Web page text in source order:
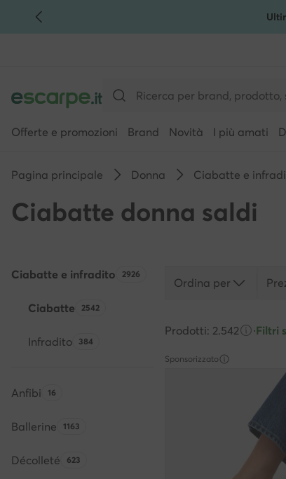
VAI AL CONTENUTO PRINCIPALE
Offerte e promozioni Brand Novità I più amati
Pagina principale Donna Ciabatte e
Ciabatte donna saldi
Ciabatte e infradito Quantità di prodotti:
2926
Ciabatte Quantità di prodotti:
2542
InfraditoQuantità di prodotti:
384
Anfibi Quantità di prodotti:
16
Ballerine Quantità di prodotti:
1163
Décolleté Quantità di prodotti:
623
Ordina per
Prodotti: 2.542 ·Filtri
Sponsorizzato